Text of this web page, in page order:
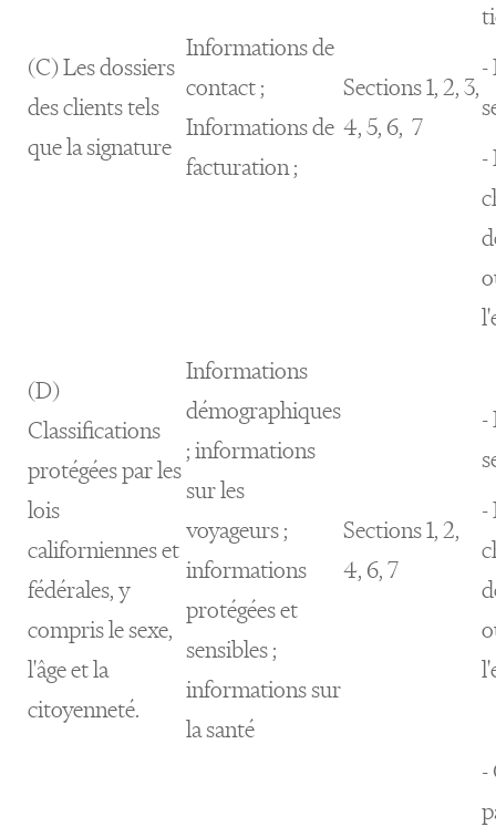
(C) Les dossiers
des clients tels
que la signature
Informations de
contact ;
Informations de
facturation ;
Sections 1, 2, 3,
4, 5, 6, 7
-
-
(D)
Classifications
protégées par les
lois
californiennes et
fédérales, y
compris le sexe,
l'âge et la
citoyenneté.
Informations
démographiques
; informations
sur les
voyageurs ;
informations
protégées et
sensibles ;
informations sur
la santé
Sections 1, 2,
4, 6, 7
-
-
-